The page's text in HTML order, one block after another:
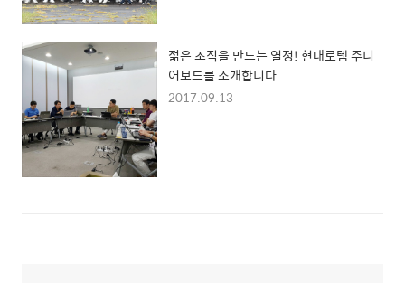
젊은 조직을 만드는 열정! 현대로템 주니
어보드를 소개합니다
2017.09.13